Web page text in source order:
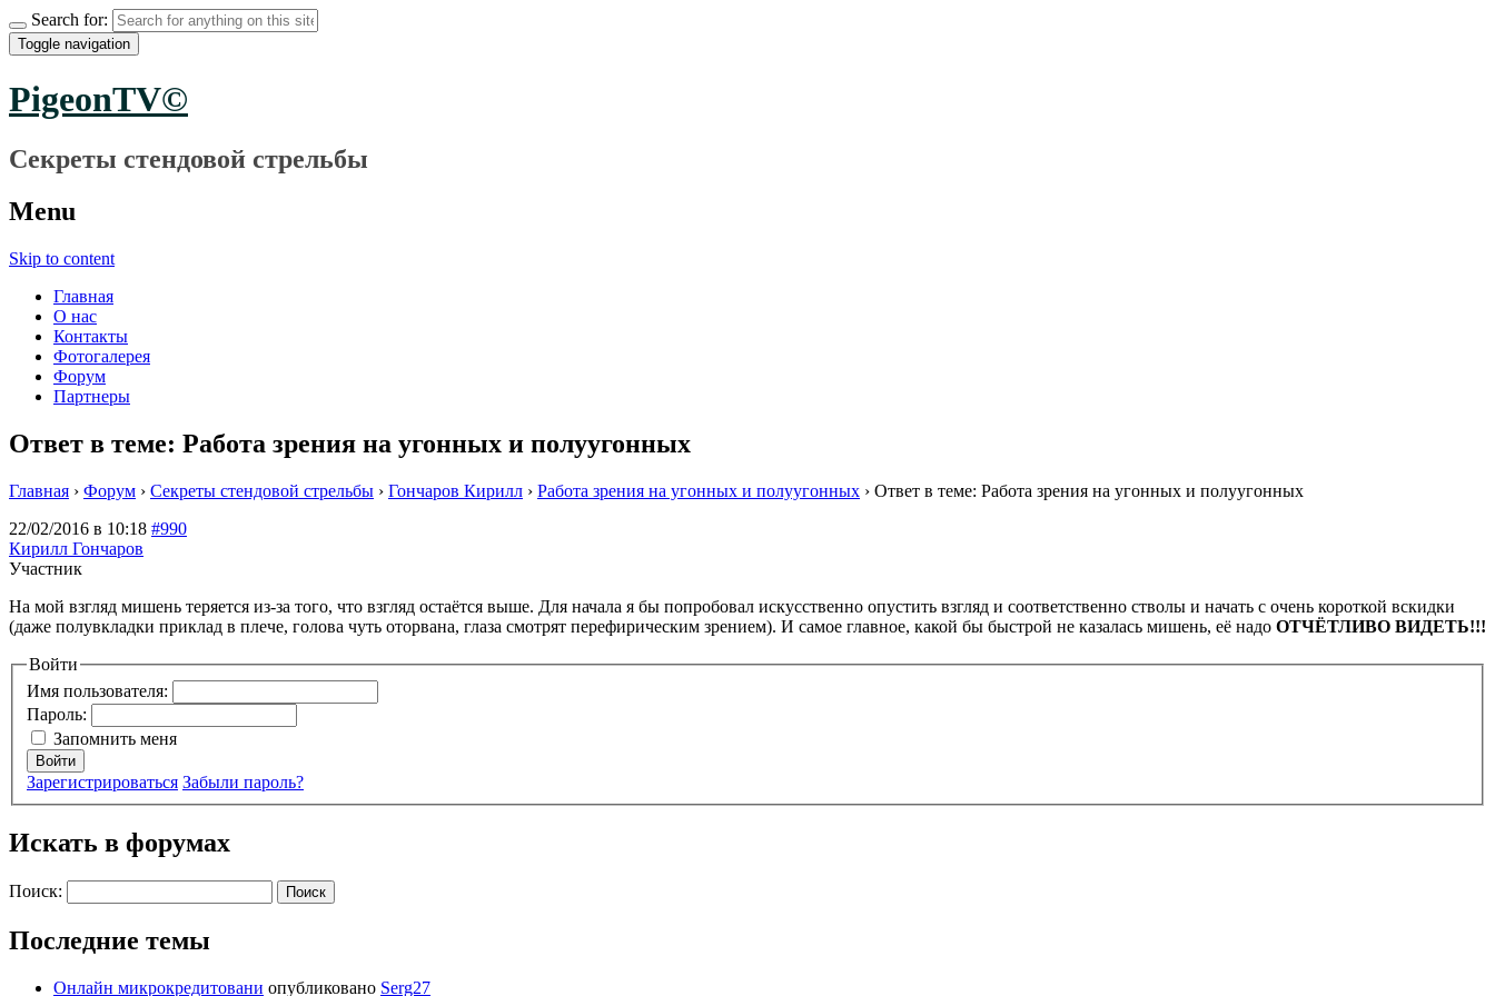
Search for:
Toggle navigation
PigeonTV©
Секреты стендовой стрельбы
Menu
Skip to content
Главная
О нас
Контакты
Фотогалерея
Форум
Партнеры
Ответ в теме: Работа зрения на угонных и полуугонных
Главная › Форум › Секреты стендовой стрельбы › Гончаров Кирилл › Работа зрения на угонных и полуугонных › Ответ в теме: Работа зрения на угонных и полуугонных
22/02/2016 в 10:18 #990
Кирилл Гончаров
Участник
На мой взгляд мишень теряется из-за того, что взгляд остаётся выше. Для начала я бы попробовал искусственно опустить взгляд и соответственно стволы и начать с очень короткой вскидки
(даже полувкладки приклад в плече, голова чуть оторвана, глаза смотрят перефирическим зрением). И самое главное, какой бы быстрой не казалась мишень, её надо ОТЧЁТЛИВО ВИДЕТЬ!!!
Войти
Имя пользователя:
Пароль:
Запомнить меня
Войти
Зарегистрироваться Забыли пароль?
Искать в форумах
Поиск:
Последние темы
Онлайн микрокредитовани опубликовано Serg27